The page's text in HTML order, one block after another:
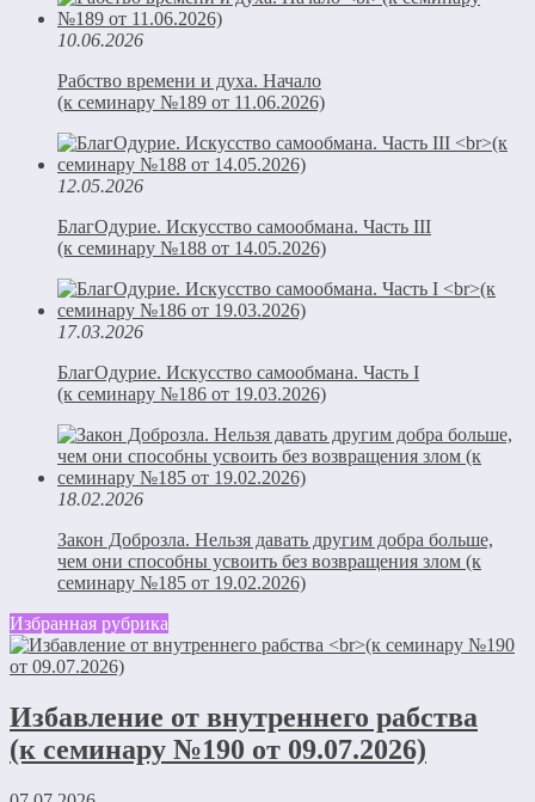
10.06.2026
Рабство времени и духа. Начало
(к семинару №189 от 11.06.2026)
12.05.2026
БлагОдурие. Искусство самообмана. Часть III
(к семинару №188 от 14.05.2026)
17.03.2026
БлагОдурие. Искусство самообмана. Часть I
(к семинару №186 от 19.03.2026)
18.02.2026
Закон Доброзла. Нельзя давать другим добра больше,
чем они способны усвоить без возвращения злом (к
семинару №185 от 19.02.2026)
Избранная рубрика
Избавление от внутреннего рабства
(к семинару №190 от 09.07.2026)